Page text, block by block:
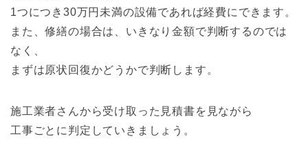
1つにつき30万円未満の設備であれば経費にできます。
また、修繕の場合は、いきなり金額で判断するのでは
なく、
まずは原状回復かどうかで判断します。
施工業者さんから受け取った見積書を見ながら
工事ごとに判定していきましょう。